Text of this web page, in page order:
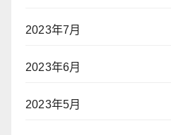
2023年7月
2023年6月
2023年5月